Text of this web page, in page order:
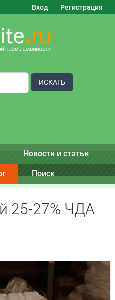
Вход Регистрация
ИСКАТЬ
Новости и статьи
Поиск
25-27% ЧДА